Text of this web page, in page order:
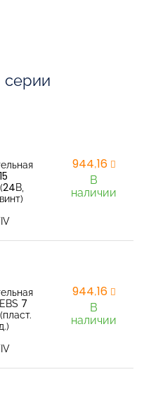
серии
944,16
В
наличии
7
944,16
В
наличии